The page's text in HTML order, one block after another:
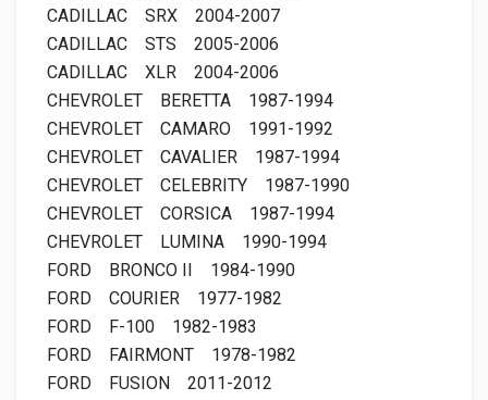
CADILLAC
SRX
2004-2007
CADILLAC
STS
2005-2006
CADILLAC
XLR
2004-2006
CHEVROLET
BERETTA
1987-1994
CHEVROLET
CAMARO
1991-1992
CHEVROLET
CAVALIER
1987-1994
CHEVROLET
CELEBRITY
1987-1990
CHEVROLET
CORSICA
1987-1994
CHEVROLET
LUMINA
1990-1994
FORD
BRONCO II
1984-1990
FORD
COURIER
1977-1982
FORD
F-100
1982-1983
FORD
FAIRMONT
1978-1982
FORD
FUSION
2011-2012